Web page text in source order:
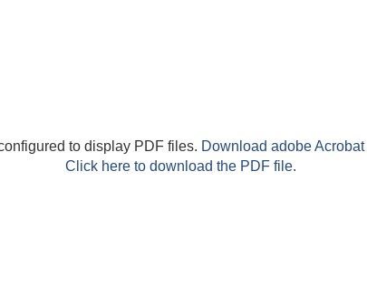
to display PDF files. Download adobe Acrobat
Click here to download the PDF file.